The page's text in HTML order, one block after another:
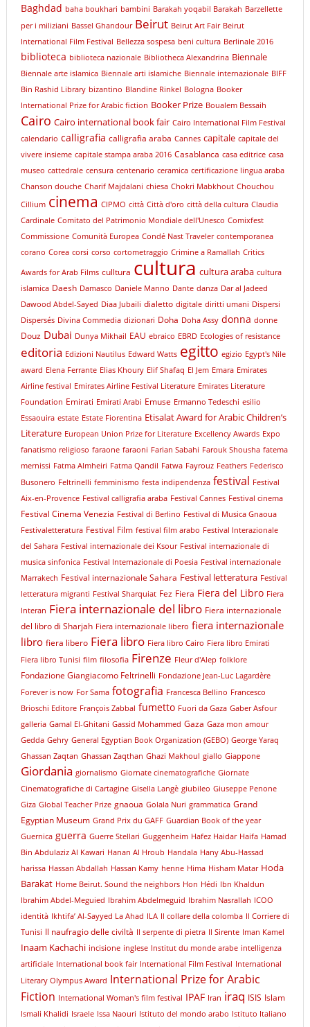
Baghdad baha boukhari bambini Barakah yoqabil Barakah Barzellette
per i miliziani Bassel Ghandour Beirut Beirut Art Fair Beirut
International Film Festival Bellezza sospesa beni cultura Berlinale 2016
biblioteca biblioteca nazionale Bibliotheca Alexandrina Biennale
Biennale arte islamica Biennale arti islamiche Biennale internazionale BIFF
Bin Rashid Library bizantino Blandine Rinkel Bologna Booker
International Prize for Arabic fiction Booker Prize Boualem Bessaih
Cairo Cairo international book fair Cairo International Film Festival
calendario calligrafia calligrafia araba Cannes capitale capitale del
vivere insieme capitale stampa araba 2016 Casablanca casa editrice casa
museo cattedrale censura centenario ceramica certificazione lingua araba
Chanson douche Charif Majdalani chiesa Chokri Mabkhout Chouchou
Cillium cinema CIPMO città Città d'oro città della cultura Claudia
Cardinale Comitato del Patrimonio Mondiale dell'Unesco Comixfest
Commissione Comunità Europea Condé Nast Traveler contemporanea
corano Corea corsi corso cortometraggio Crimine a Ramallah Critics
Awards for Arab Films culltura cultura cultura araba cultura
islamica Daesh Damasco Daniele Manno Dante danza Dar al Jadeed
Dawood Abdel-Sayed Diaa Jubaili dialetto digitale diritti umani Dispersi
Dispersés Divina Commedia dizionari Doha Doha Assy donna donne
Douz Dubai Dunya Mikhail EAU ebraico EBRD Ecologies of resistance
editoria Edizioni Nautilus Edward Watts egitto egizio Egypt's Nile
award Elena Ferrante Elias Khoury Elif Shafaq El Jem Emara Emirates
Airline festival Emirates Airline Festival Literature Emirates Literature
Foundation Emirati Emirati Arabi Emuse Ermanno Tedeschi esilio
Essaouira estate Estate Fiorentina Etisalat Award for Arabic Children’s
Literature European Union Prize for Literature Excellency Awards Expo
fanatismo religioso faraone faraoni Farian Sabahi Farouk Shousha fatema
mernissi Fatma Almheiri Fatma Qandil Fatwa Fayrouz Feathers Federisco
Busonero Feltrinelli femminismo festa indipendenza festival Festival
Aix-en-Provence Festival calligrafia araba Festival Cannes Festival cinema
Festival Cinema Venezia Festival di Berlino Festival di Musica Gnaoua
Festivaletteratura Festival Film festival film arabo Festival Interazionale
del Sahara Festival internazionale dei Ksour Festival internazionale di
musica sinfonica Festival Internazionale di Poesia Festival internazionale
Marrakech Festival internazionale Sahara Festival letteratura Festival
letteratura migranti Festival Sharquiat Fez Fiera Fiera del Libro Fiera
Interan Fiera internazionale del libro Fiera internazionale
del libro di Sharjah Fiera internazionale libero fiera internazionale
libro fiera libero Fiera libro Fiera libro Cairo Fiera libro Emirati
Fiera libro Tunisi film filosofia Firenze Fleur d'Alep folklore
Fondazione Giangiacomo Feltrinelli Fondazione Jean-Luc Lagardère
Forever is now For Sama fotografia Francesca Bellino Francesco
Brioschi Editore François Zabbal fumetto Fuori da Gaza Gaber Asfour
galleria Gamal El-Ghitani Gassid Mohammed Gaza Gaza mon amour
Gedda Gehry General Egyptian Book Organization (GEBO) George Yaraq
Ghassan Zaqtan Ghassan Zaqthan Ghazi Makhoul giallo Giappone
Giordania giornalismo Giornate cinematografiche Giornate
Cinematografiche di Cartagine Gisella Langè giubileo Giuseppe Penone
Giza Global Teacher Prize gnaoua Golala Nuri grammatica Grand
Egyptian Museum Grand Prix du GAFF Guardian Book of the year
Guernica guerra Guerre Stellari Guggenheim Hafez Haidar Haifa Hamad
Bin Abdulaziz Al Kawari Hanan Al Hroub Handala Hany Abu-Hassad
harissa Hassan Abdallah Hassan Kamy henne Hima Hisham Matar Hoda
Barakat Home Beirut. Sound the neighbors Hon Hédi Ibn Khaldun
Ibrahim Abdel-Meguied Ibrahim Abdelmeguid Ibrahim Nasrallah ICOO
identità Ikhtifa’ Al-Sayyed La Ahad ILA Il collare della colomba Il Corriere di
Tunisi Il naufragio delle civiltà Il serpente di pietra Il Sirente Iman Kamel
Inaam Kachachi incisione inglese Institut du monde arabe intelligenza
artificiale International book fair International Film Festival International
Literary Olympus Award International Prize for Arabic
Fiction International Woman's film festival IPAF Iran iraq ISIS Islam
Ismali Khalidi Israele Issa Naouri Istituto del mondo arabo Istituto Italiano